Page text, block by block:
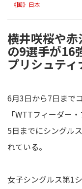
《国》日本
横井咲桜や
の9選手が16
プリシュテ
6月3日から7日まで
「WTTフィーダー
5日までにシングル
れている。
女子シングルス第1